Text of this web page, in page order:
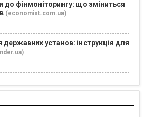
до фінмоніторингу: що зміниться
(economist.com.ua)
установ: інструкція для